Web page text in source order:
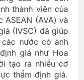
thành viên của
(AVA) và
(IVSC) đã giúp
nước có ảnh
giá như Hoa
tạo ra nhiều cơ
thẩm định giá.